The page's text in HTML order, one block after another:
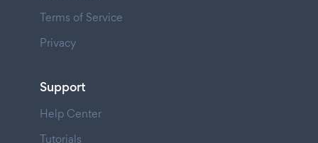
Terms of Service
Privacy
Support
Help Center
Tutorials